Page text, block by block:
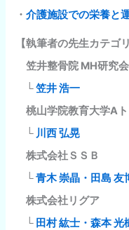
・介護施設での栄養と
【執筆者の先生カテゴ
笠井整骨院 MH研究会
└笠井 浩一
桃山学院教育大学A
└ 川西 弘晃
株式会社ＳＳＢ
└青木 崇晶・田島 友
株式会社リグア
└ 田村 紘士・森本 光